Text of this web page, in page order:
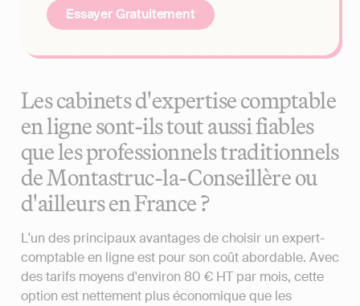
Essayer Gratuitement
Les cabinets d'expertise comptable
en ligne sont-ils tout aussi fiables
que les professionnels traditionnels
de Montastruc-la-Conseillère ou
d'ailleurs en France ?
L'un des principaux avantages de choisir un expert-
comptable en ligne est pour son coût abordable. Avec
des tarifs moyens d'environ 80 € HT par mois, cette
option est nettement plus économique que les